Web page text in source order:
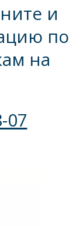
и
по
на
07